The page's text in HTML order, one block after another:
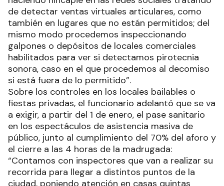
de detectar ventas virtuales articulares, como
también en lugares que no están permitidos; del
mismo modo procedemos inspeccionando
galpones o depósitos de locales comerciales
habilitados para ver si detectamos pirotecnia
sonora, caso en el que procedemos al decomiso
si está fuera de lo permitido”.
Sobre los controles en los locales bailables o
fiestas privadas, el funcionario adelantó que se va
a exigir, a partir del 1 de enero, el pase sanitario
en los espectáculos de asistencia masiva de
público, junto al cumplimiento del 70% del aforo y
el cierre a las 4 horas de la madrugada:
“Contamos con inspectores que van a realizar su
recorrida para llegar a distintos puntos de la
ciudad, poniendo atención en casas quintas